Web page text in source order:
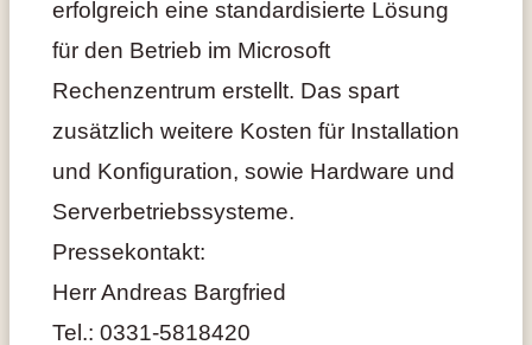
erfolgreich eine standardisierte Lösung
für den Betrieb im Microsoft
Rechenzentrum erstellt. Das spart
zusätzlich weitere Kosten für Installation
und Konfiguration, sowie Hardware und
Serverbetriebssysteme.
Pressekontakt:
Herr Andreas Bargfried
Tel.: 0331-5818420